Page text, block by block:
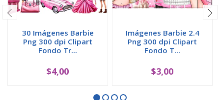
30 Imágenes Barbie
Png 300 dpi Clipart
Fondo Tr...
$4,00
Imágenes Barbie 2.4
Png 300 dpi Clipart
Fondo T...
$3,00